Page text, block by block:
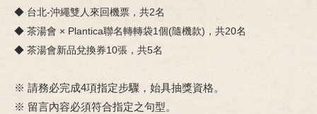
◆ 台北-沖繩雙人來回機票，共2名
◆ 茶湯會 × Plantica聯名轉轉袋1個(隨機款)，共20名
◆ 茶湯會新品兌換券10張，共5名
※ 請務必完成4項指定步驟，始具抽獎資格。
※ 留言內容必須符合指定之句型。